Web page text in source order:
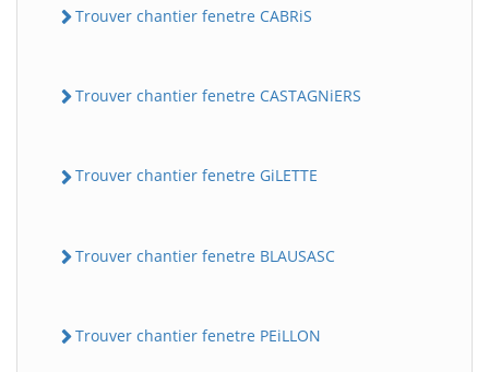
Trouver chantier fenetre CABRiS
Trouver chantier fenetre CASTAGNiERS
Trouver chantier fenetre GiLETTE
Trouver chantier fenetre BLAUSASC
Trouver chantier fenetre PEiLLON